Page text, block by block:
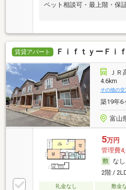
ペット相談可・最上階・保
賃貸アパート ＦｉｆｔｙーＦｉ
Ｊ
4.6km
その他の交
築19年6
富山
5万円
管理費
なし
2階 /
礼金なし 敷金